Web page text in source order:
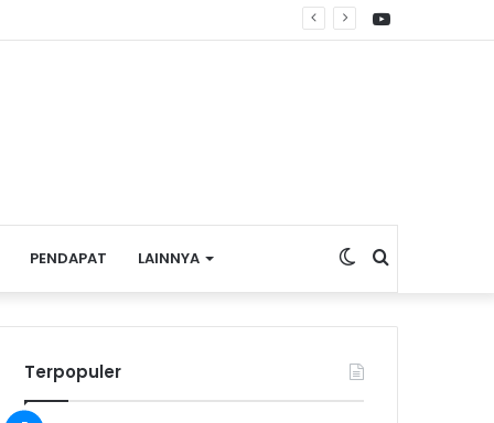
PENDAPAT LAINNYA Search
for
Switch
skin
Terpopuler